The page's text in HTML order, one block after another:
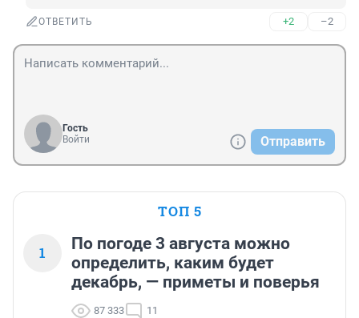
ОТВЕТИТЬ +2 –2
Гость
Войти
Отправить
ТОП 5
1
По погоде 3 августа можно
определить, каким будет
декабрь, — приметы и поверья
87 333 11